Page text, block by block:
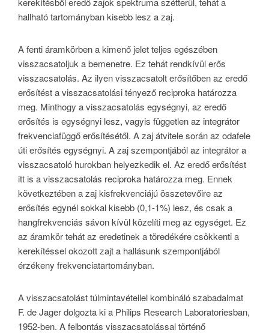
hallható tartományban kisebb lesz a zaj.
A fenti áramkörben a kimenő jelet teljes egészében
visszacsatoljuk a bemenetre. Ez tehát rendkívül erős
visszacsatolás. Az ilyen visszacsatolt erősítőben az eredő
erősítést a visszacsatolási tényező reciproka határozza
meg. Minthogy a visszacsatolás egységnyi, az eredő
erősítés is egységnyi lesz, vagyis független az integrátor
frekvenciafüggő erősítésétől. A zaj átvitele során az odafele
úti erősítés egységnyi. A zaj szempontjából az integrátor a
visszacsatoló hurokban helyezkedik el. Az eredő erősítést
itt is a visszacsatolás reciproka határozza meg. Ennek
következtében a zaj kisfrekvenciájú összetevőire az
erősítés egynél sokkal kisebb (0,1-1%) lesz, és csak a
hangfrekvenciás sávon kívül közelíti meg az egységet. Ez
az áramkör tehát az eredetinek a töredékére csökkenti a
kerekítéssel okozott zajt a hallásunk szempontjából
érzékeny frekvenciatartományban.
A visszacsatolást túlmintavétellel kombináló szabadalmat
F. de Jager dolgozta ki a Philips Research Laboratoriesban,
1952-ben. A felbontás visszacsatolással történő